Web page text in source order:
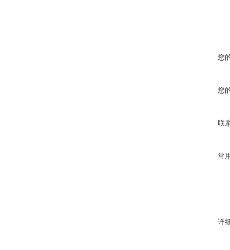
您
您
联
常
详